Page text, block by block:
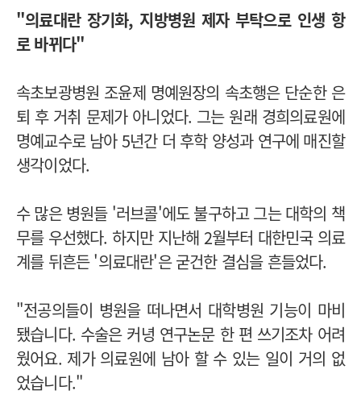
"의료대란 장기화, 지방병원 제자 부탁으로 인생 항
로 바뀌다"
속초보광병원 조윤제 명예원장의 속초행은 단순한 은
퇴 후 거취 문제가 아니었다. 그는 원래 경희의료원에
명예교수로 남아 5년간 더 후학 양성과 연구에 매진할
생각이었다.
수 많은 병원들 '러브콜'에도 불구하고 그는 대학의 책
무를 우선했다. 하지만 지난해 2월부터 대한민국 의료
계를 뒤흔든 '의료대란'은 굳건한 결심을 흔들었다.
"전공의들이 병원을 떠나면서 대학병원 기능이 마비
됐습니다. 수술은 커녕 연구논문 한 편 쓰기조차 어려
웠어요. 제가 의료원에 남아 할 수 있는 일이 거의 없
었습니다."